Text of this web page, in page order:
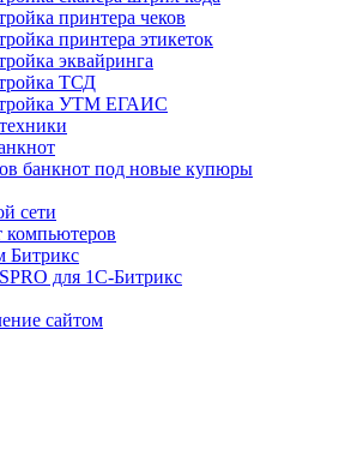
принтера чеков
принтера этикеток
эквайринга
ТСД
УТМ ЕГАИС
банкнот под новые купюры
сети
компьютеров
Битрикс
для 1С-Битрикс
сайтом